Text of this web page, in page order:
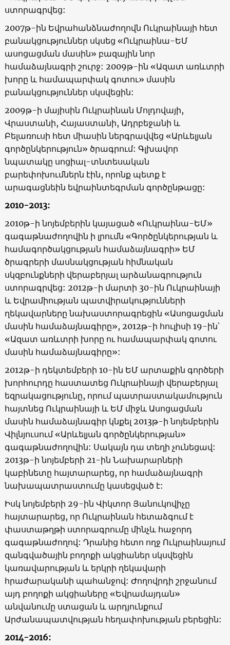
ստորագրվեց:
2007թ-ին Եվրահանձնաժողովն Ուկրաինայի հետ
բանակցություններ սկսեց «Ուկրաինա-ԵՄ
ասոցացման մասին» բազային նոր
համաձայնագրի շուրջ: 2009թ-ին «Ազատ առևտրի
խորը և համապարփակ գոտու» մասին
բանակցություններ սկսվեցին:
2009թ-ի մայիսին Ուկրաինան Մոլդովայի,
Վրաստանի, Հայաստանի, Ադրբեջանի և
Բելառուսի հետ միասին ներգրավվեց «Արևելյան
գործընկերություն» ծրագրում: Գլխավոր
նպատակը սոցիալ-տնտեսական
բարեփոխումներն էին, որոնք պետք է
արագացնեին եվրաինտեգրման գործընթացը:
2010-2013:
2010թ-ի նոյեմբերին կայացած «Ուկրաինա-ԵՄ»
գագաթնաժողովին ի լրումն «Գործընկերության և
համագործակցության համաձայնագրի» ԵՄ
ծրագրերի մասնակցության հիմնական
սկզբունքների վերաբերյալ արձանագրություն
ստորագրվեց: 2012թ-ի մարտի 30-ին Ուկրաինայի
և Եվրամիության պատվիրակությունների
ղեկավարները նախաստորագրեցին «Ասոցացման
մասին համաձայնագիրը», 2012թ-ի հուլիսի 19-ին՝
«Ազատ առևտրի խորը ու համապարփակ գոտու
մասին համաձայնագիրը»:
2012թ-ի դեկտեմբերի 10-ին ԵՄ արտաքին գործերի
խորհուրդը հաստատեց Ուկրաինայի վերաբերյալ
եզրակացությունը, որում պատրաստակամություն
հայտնեց Ուկրաինայի և ԵՄ միջև Ասոցացման
մասին համաձայնագիր կնքել 2013թ-ի նոյեմբերին
Վիլնյուսում «Արևելյան գործընկերության»
գագաթնաժողովին: Սակայն դա տեղի չունեցավ:
2013թ-ի նոյեմբերի 21-ին Նախարարների
կաբինետը հայտարարեց, որ համաձայնագրի
նախապատրաստումը կասեցված է:
Իսկ նոյեմբերի 29-ին Վիկտոր Յանուկովիչը
հայտարարեց, որ Ուկրաինան հետաձգում է
փաստաթղթի ստորագրումը մինչև հաջորդ
գագաթնաժողով: Դրանից հետո ողջ Ուկրաինայում
զանգվածային բողոքի ակցիաներ սկսվեցին
կառավարության և երկրի ղեկավարի
հրաժարականի պահանջով: Ժողովրդի շրջանում
այդ բողոքի ակցիաները «Եվրամայդան»
անվանումը ստացան և արդյունքում
Արժանապատվության հեղափոխության բերեցին:
2014-2016: